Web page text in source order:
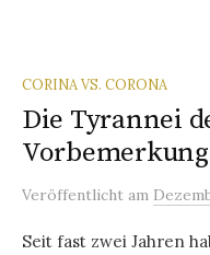
CORINA VS. CORONA
Die Tyrannei
Vorbemerkung
Veröffentlicht am
Seit fast zwei Jahren